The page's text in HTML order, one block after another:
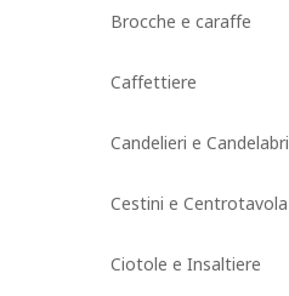
Brocche e caraffe
Caffettiere
Candelieri e Candelabri
Cestini e Centrotavola
Ciotole e Insaltiere